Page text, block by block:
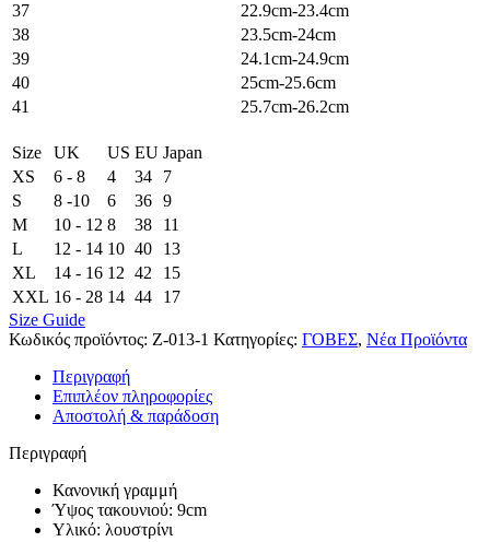
37
22.9cm-23.4cm
38
23.5cm-24cm
39
24.1cm-24.9cm
40
25cm-25.6cm
41
25.7cm-26.2cm
Size UK US EU Japan
XS
6 - 8 4 34
7
S
8 -10 6 36 9
M
10 - 12 8 38
11
L
12 - 14 10 40
13
XL
14 - 16 12 42
15
XXL 16 - 28 14 44
17
Size Guide
Κωδικός προϊόντος: Z-013-1 Κατηγορίες: ΓΟΒΕΣ, Νέα Προϊόντα
Περιγραφή
Επιπλέον πληροφορίες
Αποστολή & παράδοση
Περιγραφή
Κανονική γραμμή
Ύψος τακουνιού: 9cm
Υλικό: λουστρίνι